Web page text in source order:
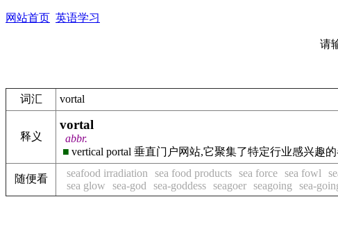
网站首页 英语学习
请
词汇 vortal
释义
vortal
abbr.
■ vertical portal 垂直门户网站,它聚集了特定行业感兴趣
随便看 seafood irradiation sea food products sea force sea fowl
sea glow
sea-god sea-goddess seagoer seagoing sea-